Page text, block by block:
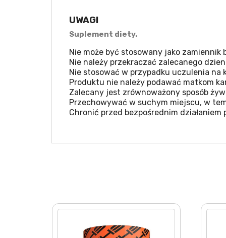
UWAGI
Suplement diety.
Nie może być stosowany jako
Nie należy przekraczać zalecanego
Nie stosować w przypadku uczulenia na
Produktu nie należy podawać matkom
Zalecany jest zrównoważony sposób
Przechowywać w suchym miejscu, w
Chronić przed bezpośrednim działaniem